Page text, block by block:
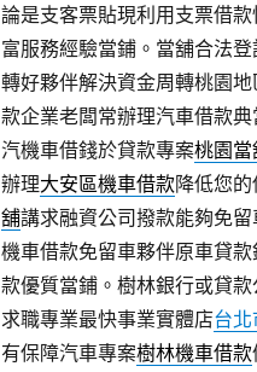
論是支客票貼現利用支票借
富服務經驗當鋪。當舖合法
轉好夥伴解決資金周轉桃園
款企業老闆常辦理汽車借款典
汽機車借錢於貸款專案桃園當
辦理大安區機車借款降低您
舖講求融資公司撥款能夠免
機車借款免留車夥伴原車貸
款優質當鋪。樹林銀行或貸
求職專業最快事業實體店台北
有保障汽車專案樹林機車借款